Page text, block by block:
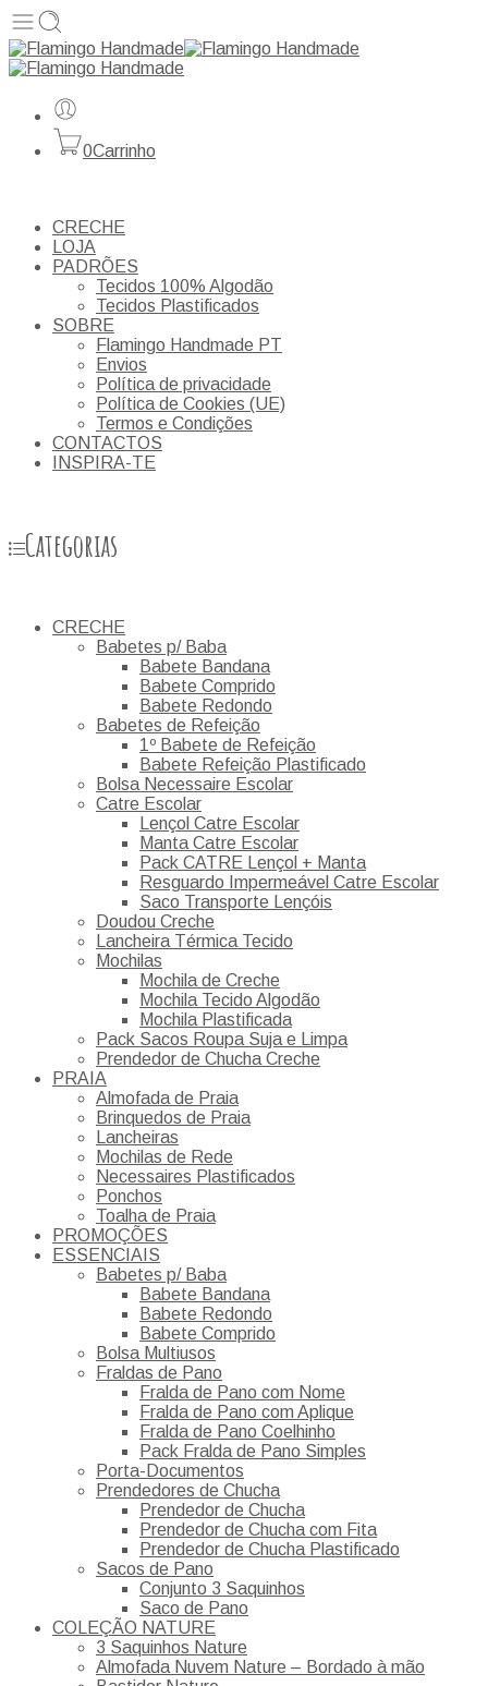
0Carrinho
CRECHE
LOJA
PADRÕES
Tecidos 100% Algodão
Tecidos Plastificados
SOBRE
Flamingo Handmade PT
Envios
Política de privacidade
Política de Cookies (UE)
Termos e Condições
CONTACTOS
INSPIRA-TE
Categorias
CRECHE
Babetes p/ Baba
Babete Bandana
Babete Comprido
Babete Redondo
Babetes de Refeição
1º Babete de Refeição
Babete Refeição Plastificado
Bolsa Necessaire Escolar
Catre Escolar
Lençol Catre Escolar
Manta Catre Escolar
Pack CATRE Lençol + Manta
Resguardo Impermeável Catre Escolar
Saco Transporte Lençóis
Doudou Creche
Lancheira Térmica Tecido
Mochilas
Mochila de Creche
Mochila Tecido Algodão
Mochila Plastificada
Pack Sacos Roupa Suja e Limpa
Prendedor de Chucha Creche
PRAIA
Almofada de Praia
Brinquedos de Praia
Lancheiras
Mochilas de Rede
Necessaires Plastificados
Ponchos
Toalha de Praia
PROMOÇÕES
ESSENCIAIS
Babetes p/ Baba
Babete Bandana
Babete Redondo
Babete Comprido
Bolsa Multiusos
Fraldas de Pano
Fralda de Pano com Nome
Fralda de Pano com Aplique
Fralda de Pano Coelhinho
Pack Fralda de Pano Simples
Porta-Documentos
Prendedores de Chucha
Prendedor de Chucha
Prendedor de Chucha com Fita
Prendedor de Chucha Plastificado
Sacos de Pano
Conjunto 3 Saquinhos
Saco de Pano
COLEÇÃO NATURE
3 Saquinhos Nature
Almofada Nuvem Nature – Bordado à mão